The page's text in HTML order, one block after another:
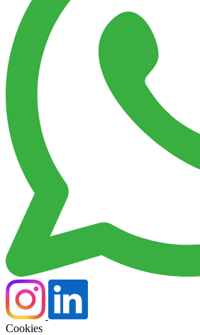
Cookies